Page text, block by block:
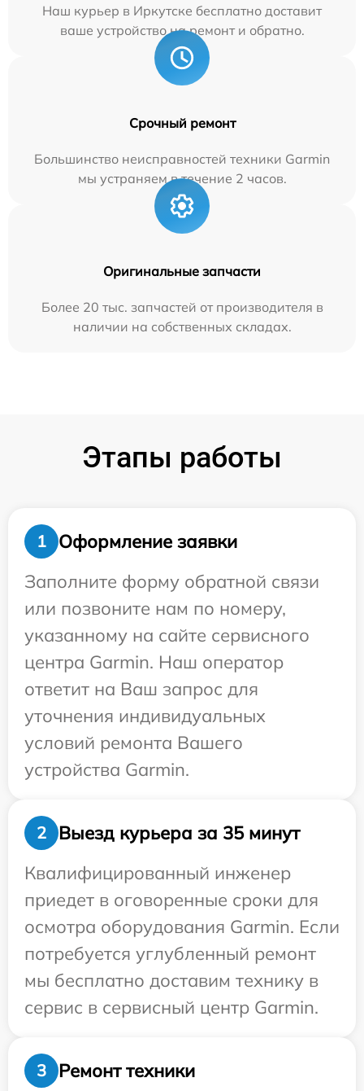
Наш курьер в Иркутске бесплатно доставит
ваше устройство на ремонт и обратно.
Срочный ремонт
Большинство неисправностей техники Garmin
мы устраняем в течение 2 часов.
Оригинальные запчасти
Более 20 тыс. запчастей от производителя в
наличии на собственных складах.
Этапы работы
1
Оформление заявки
Заполните форму обратной связи
или позвоните нам по номеру,
указанному на сайте сервисного
центра Garmin. Наш оператор
ответит на Ваш запрос для
уточнения индивидуальных
условий ремонта Вашего
устройства Garmin.
2
Выезд курьера за 35 минут
Квалифицированный инженер
приедет в оговоренные сроки для
осмотра оборудования Garmin. Если
потребуется углубленный ремонт
мы бесплатно доставим технику в
сервис в сервисный центр Garmin.
3 Ремонт техники